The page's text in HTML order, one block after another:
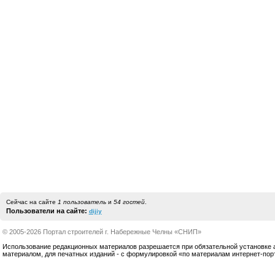
Сейчас на сайте 1 пользовательи 54 гостей.
Пользователи на сайте: dijiy
© 2005-2026 Портал строителей г. Набережные Челны «СНИП»
Использование редакционных материалов разрешается при обязательной установке
материалом, для печатных изданий - с формулировкой «по материалам интернет-